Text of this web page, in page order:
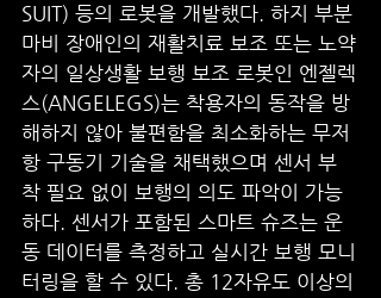
SUIT) 등의 로봇을 개발했다. 하지 부분
마비 장애인의 재활치료 보조 또는 노약
자의 일상생활 보행 보조 로봇인 엔젤렉
스(ANGELEGS)는 착용자의 동작을 방
해하지 않아 불편함을 최소화하는 무저
항 구동기 기술을 채택했으며 센서 부
착 필요 없이 보행의 의도 파악이 가능
하다. 센서가 포함된 스마트 슈즈는 운
동 데이터를 측정하고 실시간 보행 모니
터링을 할 수 있다. 총 12자유도 이상의